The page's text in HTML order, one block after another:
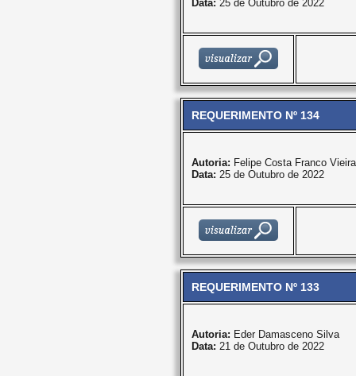
Data: 25 de Outubro de 2022
REQUERIMENTO Nº 134
Autoria: Felipe Costa Franco Vieira
Data: 25 de Outubro de 2022
REQUERIMENTO Nº 133
Autoria: Eder Damasceno Silva
Data: 21 de Outubro de 2022